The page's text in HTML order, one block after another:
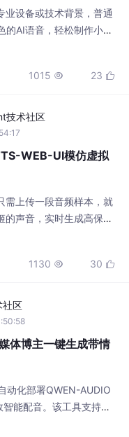
业设备或技术背景，普通
的AI语音，轻松制作小说
的沉浸式创作。
1015  23 
技术社区
WEB-UI模仿虚拟
需上传一段音频样本，就
的声音，实时生成高保真
，支持浏览器操作，降低
1130  30 
社区
体博主一键生成带情
动化部署QWEN-AUDIO
能配音。该工具支持情
情绪的配音，适用于知识